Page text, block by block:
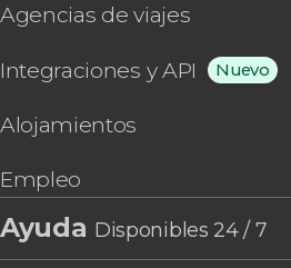
Agencias de viajes
Integraciones y API Nuevo
Alojamientos
Empleo
Ayuda Disponibles 24 / 7